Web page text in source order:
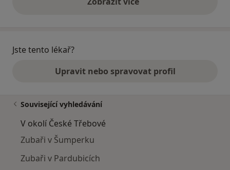
výše uvedené názory
Jste tento lékař?
Upravit nebo spravovat profil
Související vyhledávání
V okolí České Třebové
Zubaři v Šumperku
Zubaři v Pardubicích